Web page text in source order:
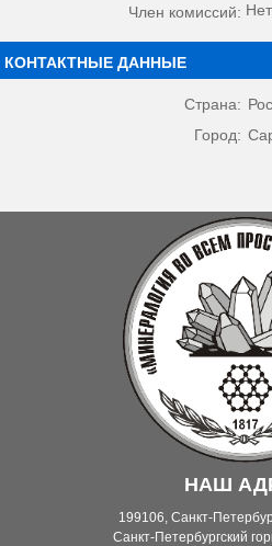
Член комиссий: Нет
КОНТАКТНЫЕ ДАННЫЕ
Страна:
Город:
НАШ
199106, Санкт-
Санкт-Петербургский